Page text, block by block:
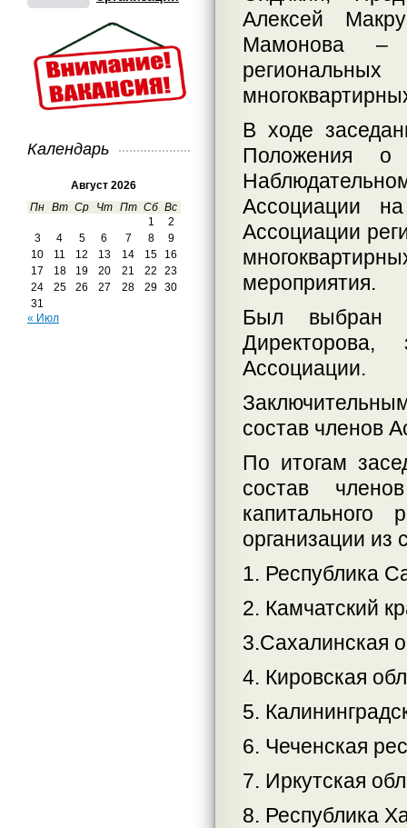
Календарь
Август 2026
Пн Вт Ср Чт Пт Сб Вс
1
2
3
4 5 6 7 8
9
10
11 12 13 14 15
16
17
18 19 20 21 22
23
24
25 26 27 28 29
30
31
« Июл
Алексей
Мамонова –
В ходе
Положения
Ассоциации
Ассоциации
мероприятия.
Был выбран
Директорова,
Ассоциации.
состав членов
По итогам
состав
капитального
организации
1. Республика
2. Камчатский
3.Сахалинская
4. Кировская
5.
6. Чеченская
7. Иркутская
8. Республика